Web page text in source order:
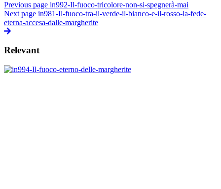
Previous page in992-Il-fuoco-tricolore-non-si-spegnerà-mai
Next page in981-Il-fuoco-tra-il-verde-il-bianco-e-il-rosso-la-fede-
eterna-accesa-dalle-margherite
Relevant